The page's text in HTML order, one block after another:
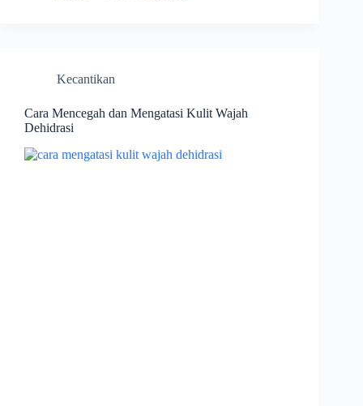
Kecantikan
Cara Mencegah dan Mengatasi Kulit Wajah
Dehidrasi